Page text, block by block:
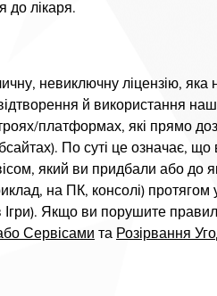
до лікаря.
невиключну ліцензію, яка
й використання
платформах, які прямо
По суті це означає, що
який ви придбали або до
на ПК, консолі) протягом
Ігри). Якщо ви порушите
Сервісами та Розірвання